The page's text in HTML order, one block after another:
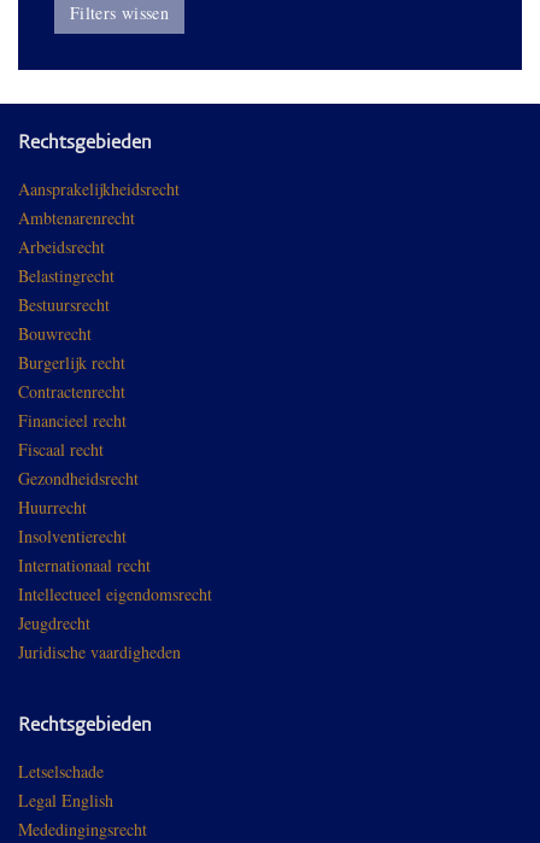
Filters wissen
Rechtsgebieden
Aansprakelijkheidsrecht
Ambtenarenrecht
Arbeidsrecht
Belastingrecht
Bestuursrecht
Bouwrecht
Burgerlijk recht
Contractenrecht
Financieel recht
Fiscaal recht
Gezondheidsrecht
Huurrecht
Insolventierecht
Internationaal recht
Intellectueel eigendomsrecht
Jeugdrecht
Juridische vaardigheden
Rechtsgebieden
Letselschade
Legal English
Mededingingsrecht